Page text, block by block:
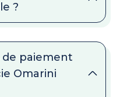
?
de paiement
Omarini